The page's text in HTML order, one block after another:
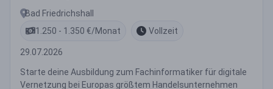
Bad Friedrichshall
1.250 - 1.350 €/Monat
Vollzeit
29.07.2026
Starte deine Ausbildung zum Fachinformatiker für digitale
Vernetzung bei Europas größtem Handelsunternehmen